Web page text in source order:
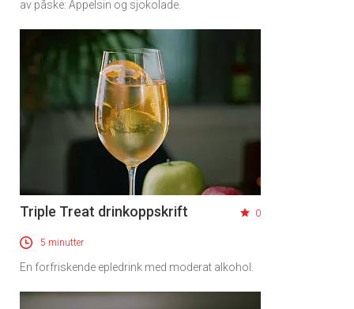
av påske: Appelsin og sjokolade.
Triple Treat drinkoppskrift 0
5 minutter
En forfriskende epledrink med moderat alkohol.